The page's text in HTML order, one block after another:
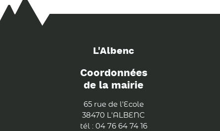
L'Albenc
Coordonnées
de la mairie
65 rue de l'Ecole
38470 L'ALBENC
tél : 04 76 64 74 16